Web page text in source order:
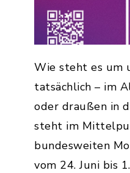
Wie steht es um
tatsächlich – im
oder draußen in
steht im
bundesweiten
vom 24. Juni bis